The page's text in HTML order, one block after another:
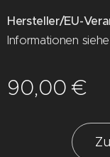
Hersteller/EU-
Informationen siehe
90,00 €